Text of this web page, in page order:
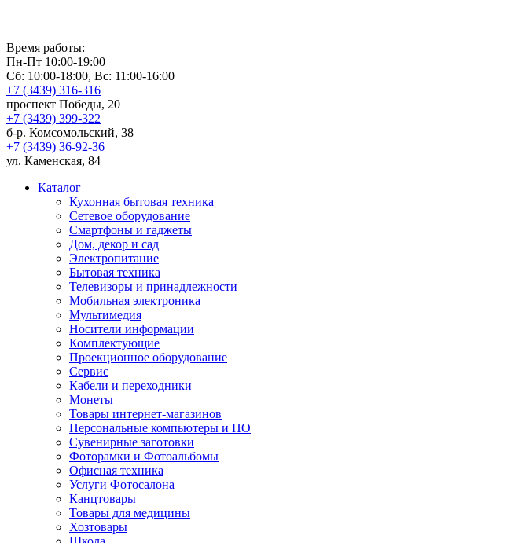
Время работы:
Пн-Пт 10:00-19:00
Сб: 10:00-18:00, Вс: 11:00-16:00
+7 (3439) 316-316
проспект Победы, 20
+7 (3439) 399-322
б-р. Комсомольский, 38
+7 (3439) 36-92-36
ул. Каменская, 84
Каталог
Кухонная бытовая техника
Сетевое оборудование
Смартфоны и гаджеты
Дом, декор и сад
Электропитание
Бытовая техника
Телевизоры и принадлежности
Мобильная электроника
Мультимедия
Носители информации
Комплектующие
Проекционное оборудование
Сервис
Кабели и переходники
Монеты
Товары интернет-магазинов
Персональные компьютеры и ПО
Сувенирные заготовки
Фоторамки и Фотоальбомы
Офисная техника
Услуги Фотосалона
Канцтовары
Товары для медицины
Хозтовары